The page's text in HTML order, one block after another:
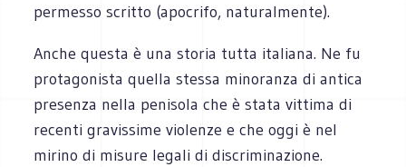
permesso scritto (apocrifo, naturalmente).
Anche questa è una storia tutta italiana. Ne fu
protagonista quella stessa minoranza di antica
presenza nella penisola che è stata vittima di
recenti gravissime violenze e che oggi è nel
mirino di misure legali di discriminazione.